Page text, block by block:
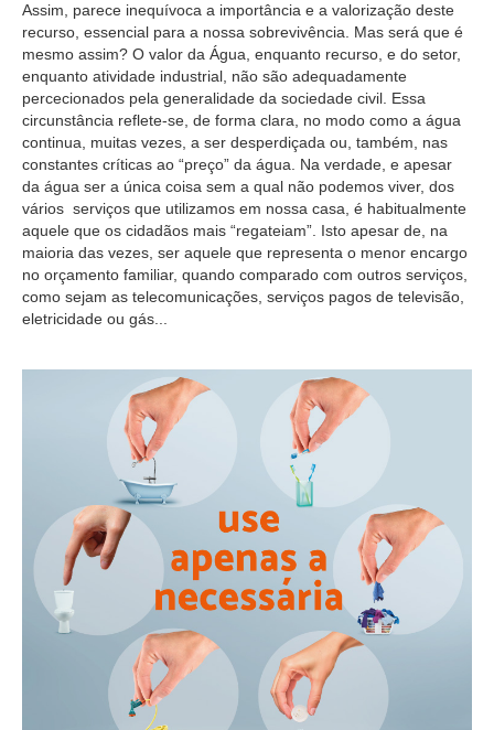
Assim, parece inequívoca a importância e a valorização deste
recurso, essencial para a nossa sobrevivência. Mas será que é
mesmo assim? O valor da Água, enquanto recurso, e do setor,
enquanto atividade industrial, não são adequadamente
percecionados pela generalidade da sociedade civil. Essa
circunstância reflete-se, de forma clara, no modo como a água
continua, muitas vezes, a ser desperdiçada ou, também, nas
constantes críticas ao “preço” da água. Na verdade, e apesar
da água ser a única coisa sem a qual não podemos viver, dos
vários serviços que utilizamos em nossa casa, é habitualmente
aquele que os cidadãos mais “regateiam”. Isto apesar de, na
maioria das vezes, ser aquele que representa o menor encargo
no orçamento familiar, quando comparado com outros serviços,
como sejam as telecomunicações, serviços pagos de televisão,
eletricidade ou gás...